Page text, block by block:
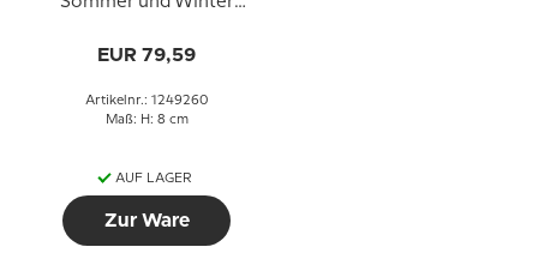
Copenhagen Figur Nr.
EUR 79,59
Artikelnr.: 1249260
Maß: H: 8 cm
AUF LAGER
Zur Ware